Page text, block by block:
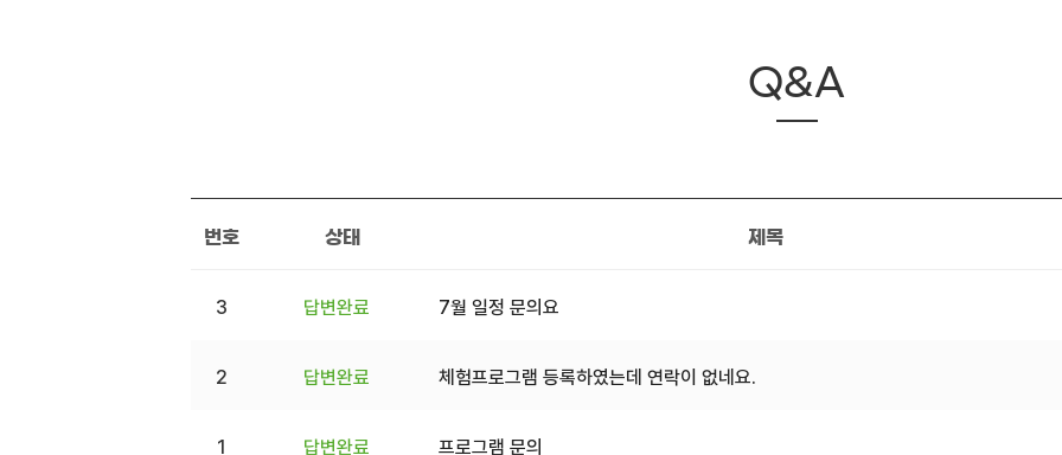
Q&A
번호 상태 제목
3 답변완료 7월 일정 문의요
2 답변완료 체험프로그램 등록하였는데 연락이 없네요.
1 답변완료 프로그램 문의